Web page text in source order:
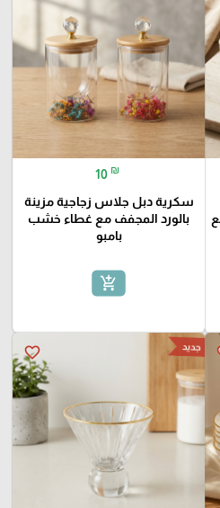
10 ₪
سكرية دبل جلاس زجاجية مزينة
بالورد المجفف مع غطاء خشب
بامبو
add_shopping_cart
favorite_border جديد